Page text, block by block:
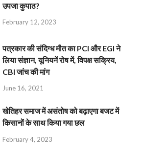
उपजा कुपाठ?
February 12, 2023
पत्रकार की संदिग्ध मौत का PCI और EGI ने
लिया संज्ञान, यूनियनें रोष में, विपक्ष सक्रिय,
CBI जांच की मांग
June 16, 2021
खेतिहर समाज में असंतोष को बढ़ाएगा बजट में
किसानों के साथ किया गया छल
February 4, 2023